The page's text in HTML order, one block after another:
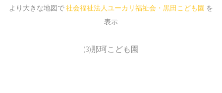
より大きな地図で社会福祉法人ユーカリ福祉会・黒田こども園 を
表示
(3)那珂こども園